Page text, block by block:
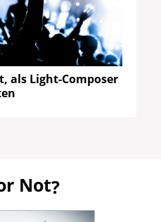
als Light-Composer
Not?